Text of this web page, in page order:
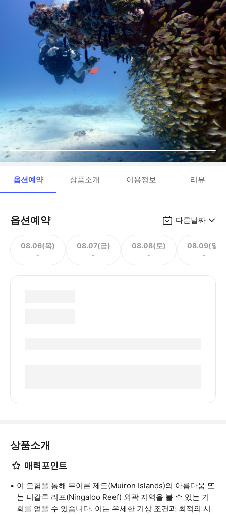
옵션예약 상품소개 이용정보 리뷰
옵션예약 다른날짜
08.06(목)
-
08.07(금)
-
08.08(토)
-
08.09(일)
-
상품소개
매력포인트
이 모험을 통해 무이론 제도(Muiron Islands)의 아름다움 또
는 니갈루 리프(Ningaloo Reef) 외곽 지역을 볼 수 있는 기
회를 얻을 수 있습니다. 이는 우세한 기상 조건과 최적의 시